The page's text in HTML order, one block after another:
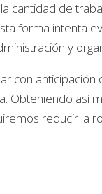
cantidad de
forma intenta
y
con anticipación
Obteniendo así
reducir la